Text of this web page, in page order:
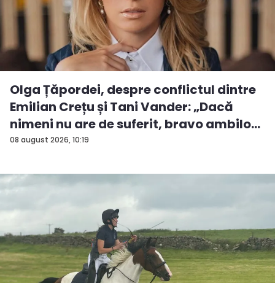
08 august 2026, 10:19
Olga Țăpordei, despre conflictul dintre
Emilian Crețu și Tani Vander: „Dacă
nimeni nu are de suferit, bravo ambilo...